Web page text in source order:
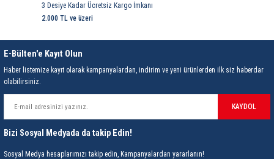
3 Desiye Kadar Ücretsiz Kargo İmkanı
2.000 TL ve üzeri
E-Bülten'e Kayıt Olun
Haber listemize kayıt olarak kampanyalardan, indirim ve yeni ürünlerden ilk siz haberdar
olabilirsiniz.
KAYDOL
Bizi Sosyal Medyada da takip Edin!
Sosyal Medya hesaplarımızı takip edin, Kampanyalardan yararlanın!